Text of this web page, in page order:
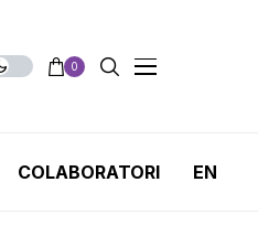
0
COLABORATORI EN